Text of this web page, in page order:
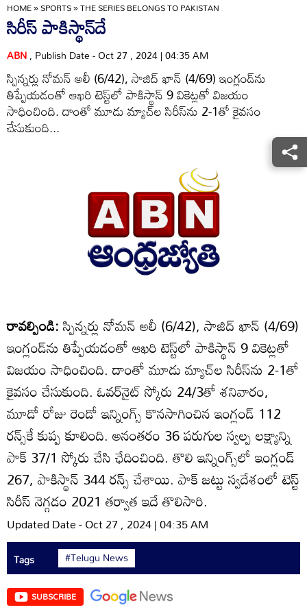
HOME»SPORTS»THE SERIES BELONGS TO PAKISTAN
సిరీస్‌ పాకిస్థాన్‌దే
ABN, Publish Date - Oct 27 , 2024 | 04:35 AM
స్పిన్నర్లు నోమన్‌ అలీ (6/42), సాజిద్‌ ఖాన్‌ (4/69) ఇంగ్లండ్‌ను
తిప్పేయడంతో ఆఖరి టెస్ట్‌లో పాకిస్థాన్‌ 9 వికెట్లతో విజయం
సాధించింది. దాంతో మూడు మ్యాచ్‌ల సిరీస్‌ను 2-1తో కైవసం
చేసుకుంది...
రావల్పిండి:స్పిన్నర్లు నోమన్‌ అలీ (6/42), సాజిద్‌ ఖాన్‌ (4/69)
ఇంగ్లండ్‌ను తిప్పేయడంతో ఆఖరి టెస్ట్‌లో పాకిస్థాన్‌ 9 వికెట్లతో
విజయం సాధించింది. దాంతో మూడు మ్యాచ్‌ల సిరీస్‌ను 2-1తో
కైవసం చేసుకుంది. ఓవర్‌నైట్‌ స్కోరు 24/3తో శనివారం,
మూడో రోజు రెండో ఇన్నింగ్స్‌ కొనసాగించిన ఇంగ్లండ్‌ 112
రన్స్‌కే కుప్ప కూలింది. అనంతరం 36 పరుగుల స్వల్ప లక్ష్యాన్ని
పాక్‌ 37/1 స్కోరు చేసి ఛేదించింది. తొలి ఇన్నింగ్స్‌లో ఇంగ్లండ్‌
267, పాకిస్థాన్‌ 344 రన్స్‌ చేశాయి. పాక్‌ జట్టు స్వదేశంలో టెస్ట్‌
సిరీస్‌ నెగ్గడం 2021 తర్వాత ఇదే తొలిసారి.
Updated Date - Oct 27 , 2024 | 04:35 AM
Tags #Telugu News
SUBSCRIBE